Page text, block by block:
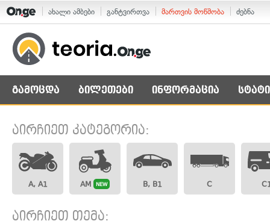
ახალი ამბები განტვირთვა მართვის მოწმობა ძებნა
გამოცდა ბილეთები ინფორმაცია
აირჩიეთ კატეგორია:
A, A1 AM NEW B, B1 C
აირჩიეთ თემა: